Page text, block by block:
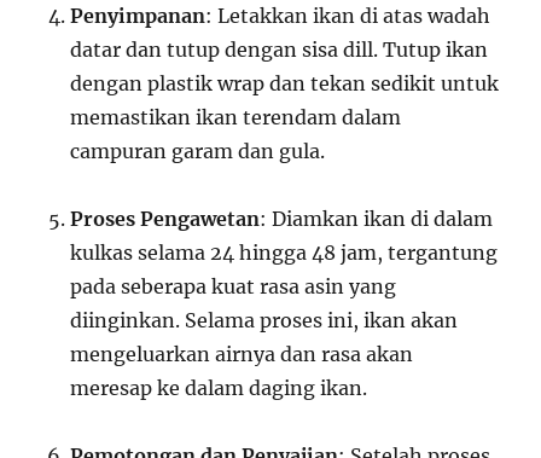
Penyimpanan: Letakkan ikan di atas wadah
datar dan tutup dengan sisa dill. Tutup ikan
dengan plastik wrap dan tekan sedikit untuk
memastikan ikan terendam dalam
campuran garam dan gula.
Proses Pengawetan: Diamkan ikan di dalam
kulkas selama 24 hingga 48 jam, tergantung
pada seberapa kuat rasa asin yang
diinginkan. Selama proses ini, ikan akan
mengeluarkan airnya dan rasa akan
meresap ke dalam daging ikan.